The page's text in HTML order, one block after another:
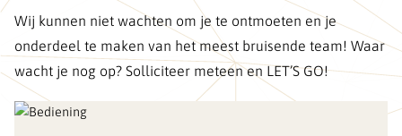
Wij kunnen niet wachten om je te ontmoeten en je
onderdeel te maken van het meest bruisende team! Waar
wacht je nog op? Solliciteer meteen en LET’S GO!